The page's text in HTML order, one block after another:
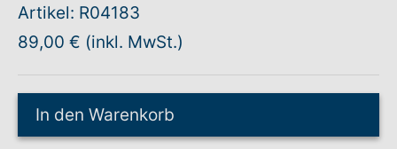
Warenkorb: 0
Artikel: R04183
89,00 € (inkl. MwSt.)
In den Warenkorb